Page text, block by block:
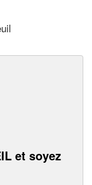
et soyez